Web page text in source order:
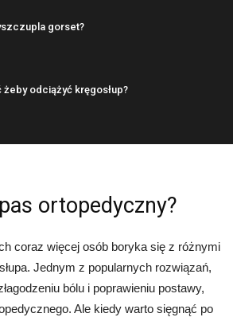
gorset?
żeby odciążyć kręgosłup?
ortopedyczny?
coraz więcej osób boryka się z różnymi
Jednym z popularnych rozwiązań,
bólu i poprawieniu postawy,
Ale kiedy warto sięgnąć po